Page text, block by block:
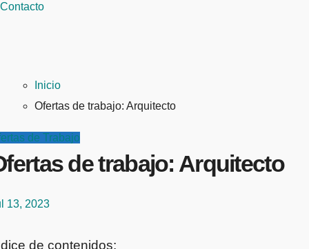
Contacto
Inicio
Ofertas de trabajo: Arquitecto
de Trabajo
de trabajo: Arquitecto
13, 2023
de contenidos: